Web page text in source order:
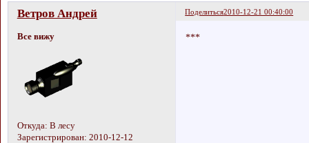
Поделиться2010-12-21 00:40:00
Ветров Андрей
Все вижу
Откуда: В лесу
Зарегистрирован: 2010-12-12
***